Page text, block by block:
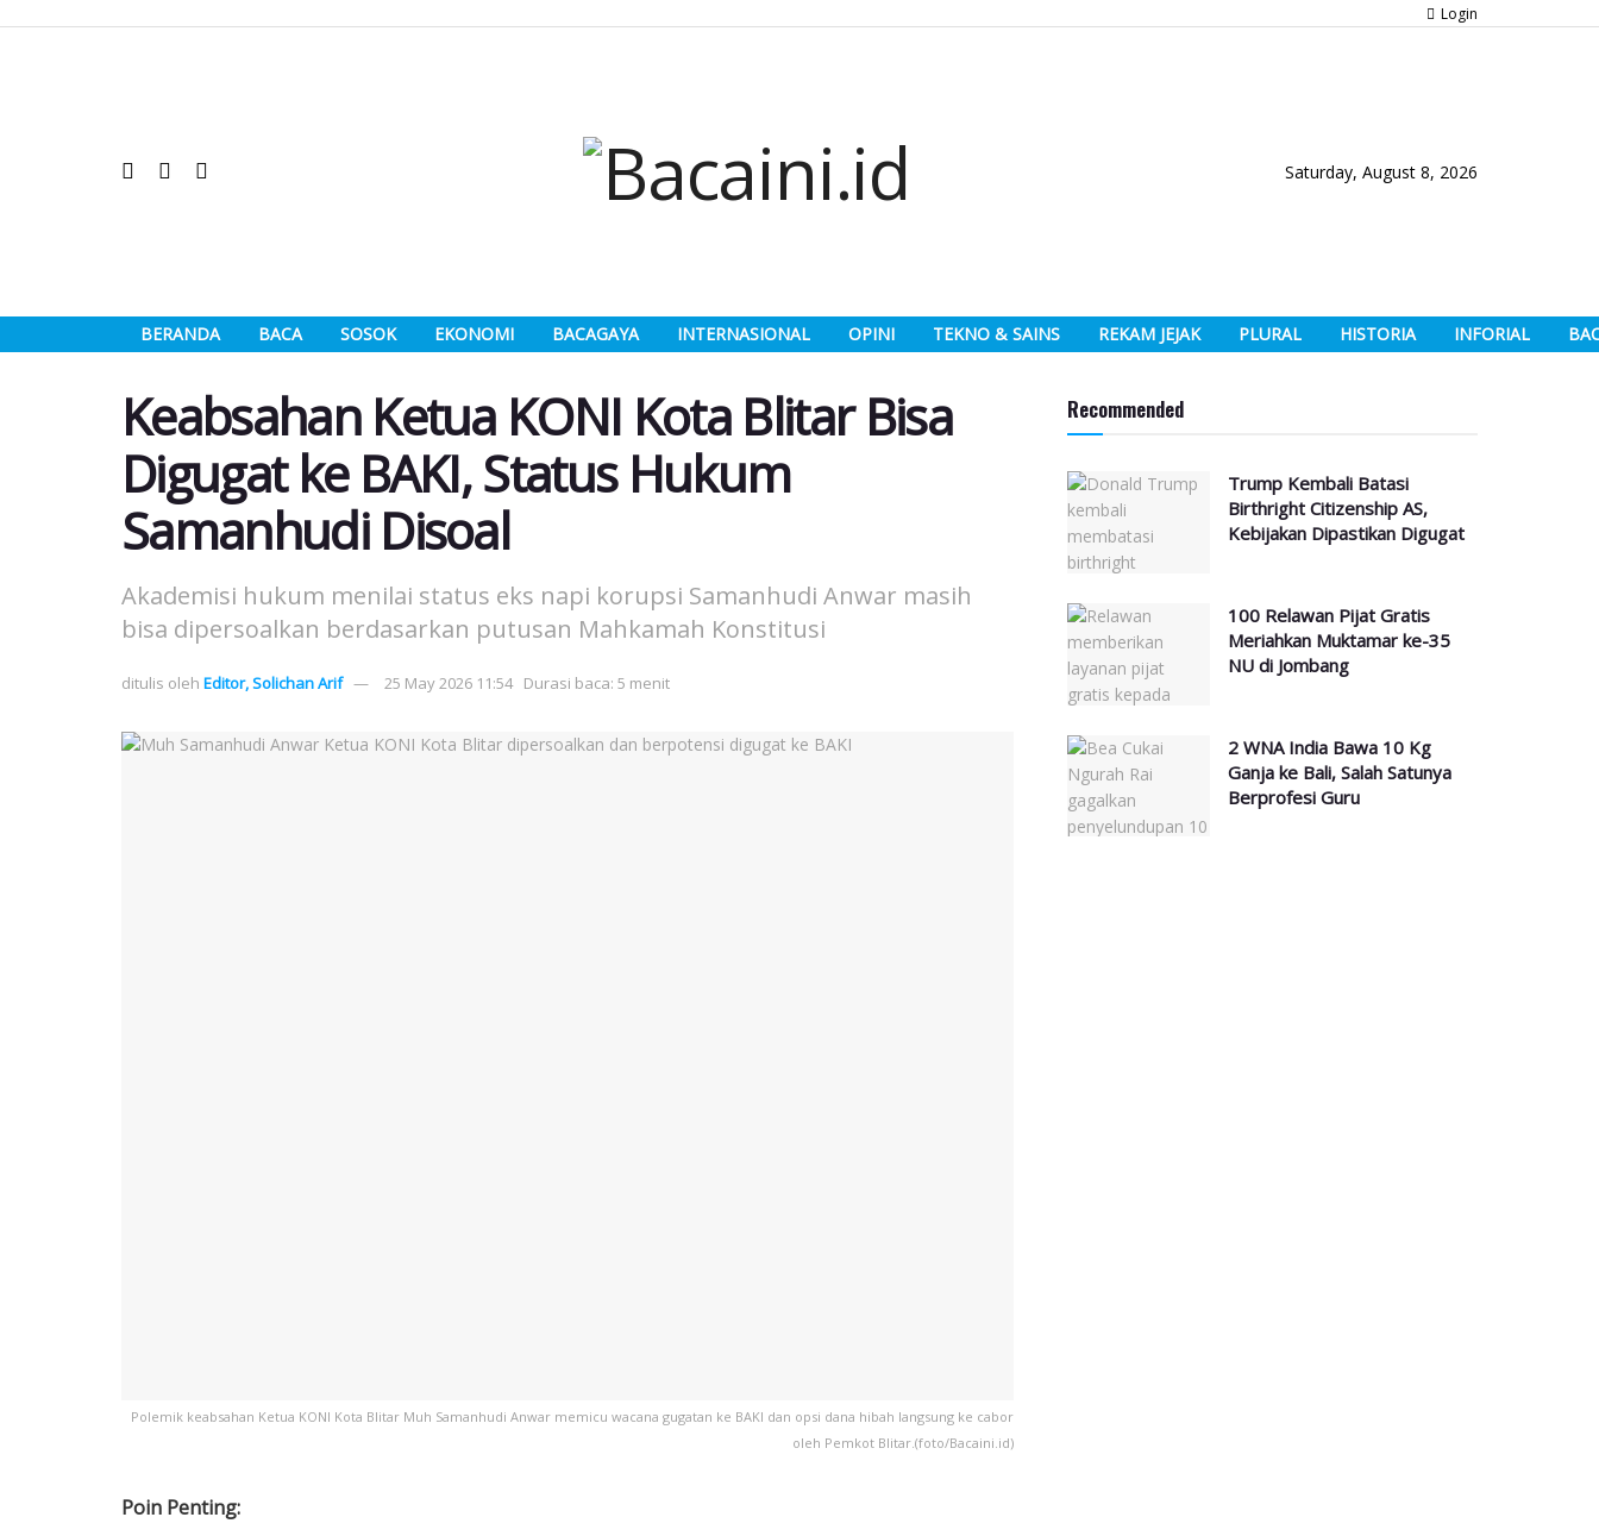
Login
Saturday, August 8, 2026
BERANDA BACA SOSOK EKONOMI BACAGAYA INTERNASIONAL OPINI TEKNO & SAINS REKAM JEJAK PLURAL HISTORIA INFORIAL
Keabsahan Ketua KONI Kota Blitar Bisa
Digugat ke BAKI, Status Hukum
Samanhudi Disoal
Akademisi hukum menilai status eks napi korupsi Samanhudi Anwar masih
bisa dipersoalkan berdasarkan putusan Mahkamah Konstitusi
ditulis oleh Editor, Solichan Arif 25 May 2026 11:54 Durasi baca: 5 menit
Polemik keabsahan Ketua KONI Kota Blitar Muh Samanhudi Anwar memicu wacana gugatan ke BAKI dan opsi dana hibah langsung ke cabor
oleh Pemkot Blitar.(foto/Bacaini.id)
Poin Penting:
Recommended
Trump Kembali Batasi
Birthright Citizenship AS,
Kebijakan Dipastikan Digugat
100 Relawan Pijat Gratis
Meriahkan Muktamar ke-35
NU di Jombang
2 WNA India Bawa 10 Kg
Ganja ke Bali, Salah Satunya
Berprofesi Guru